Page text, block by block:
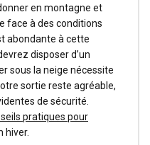
en montagne et
face à des conditions
abondante à cette
disposer d’un
sous la neige nécessite
sortie reste agréable,
de sécurité.
pratiques pour
hiver.